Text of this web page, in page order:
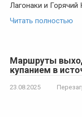
Лагонаки и Горячий
Читать полностью
Маршруты
купанием в
23.08.2025